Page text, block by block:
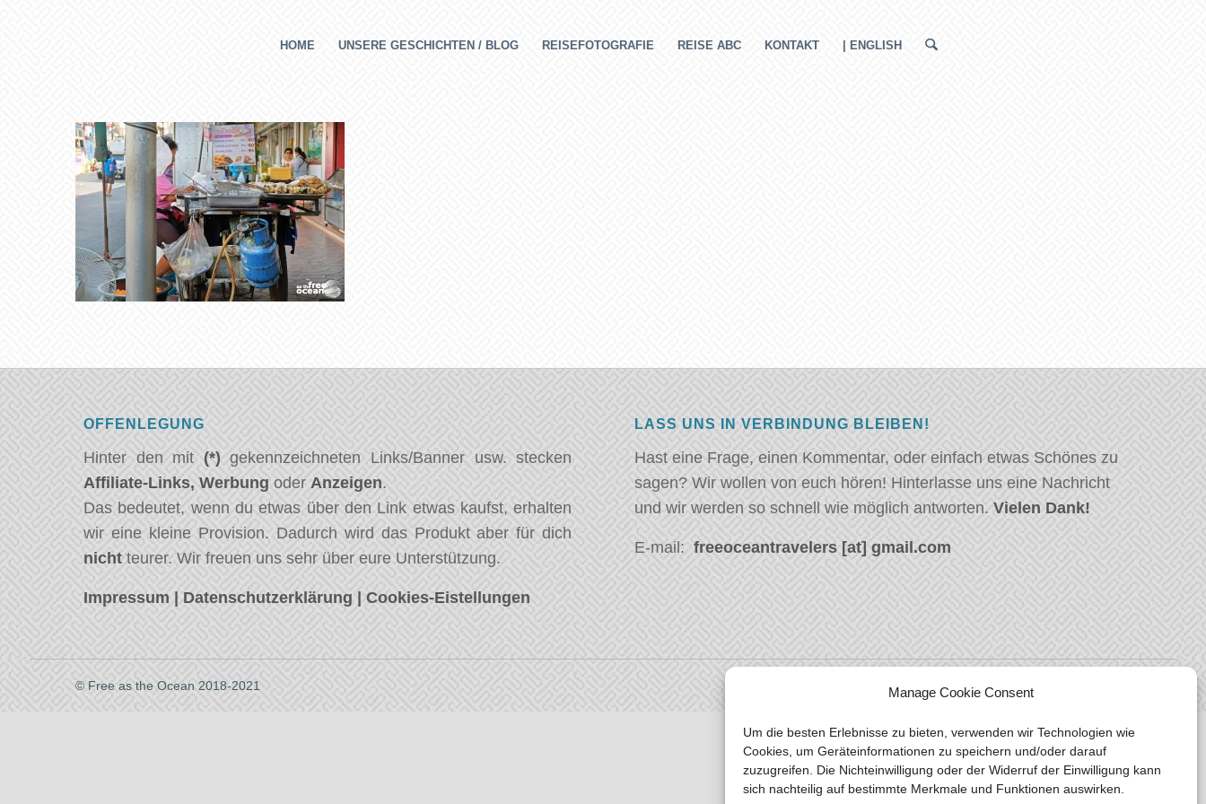
Manage Cookie Consent
Um die besten Erlebnisse zu bieten, verwenden wir Technologien wie
Cookies, um Geräteinformationen zu speichern und/oder darauf
zuzugreifen. Die Nichteinwilligung oder der Widerruf der Einwilligung kann
sich nachteilig auf bestimmte Merkmale und Funktionen auswirken.
HOME UNSERE GESCHICHTEN / BLOG REISEFOTOGRAFIE REISE ABC KONTAKT | ENGLISH
OFFENLEGUNG
Hinter den mit (*)gekennzeichneten Links/Banner usw. stecken
Affiliate-Links, Werbung oderAnzeigen.
Das bedeutet, wenn du etwas über den Link etwas kaufst, erhalten
wir eine kleine Provision. Dadurch wird das Produkt aber für dich
nicht teurer. Wir freuen uns sehr über eure Unterstützung.
Impressum | Datenschutzerklärung |Cookies-Eistellungen
LASS UNS IN VERBINDUNG BLEIBEN!
Hast eine Frage, einen Kommentar, oder einfach etwas Schönes zu
sagen? Wir wollen von euch hören! Hinterlasse uns eine Nachricht
und wir werden so schnell wie möglich antworten. Vielen Dank!
E-mail: freeoceantravelers [at] gmail.com
© Free as the Ocean 2018-2021